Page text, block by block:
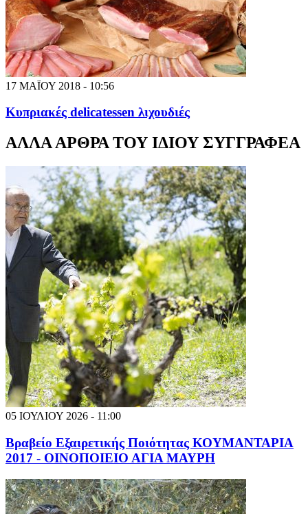
17 ΜΑΪΟΥ 2018 - 10:56
Κυπριακές delicatessen λιχουδιές
ΑΛΛΑ ΑΡΘΡΑ ΤΟΥ ΙΔΙΟΥ ΣΥΓΓΡΑΦΕΑ
05 ΙΟΥΛΙΟΥ 2026 - 11:00
Βραβείο Εξαιρετικής Ποιότητας ΚΟΥΜΑΝΤΑΡΙΑ
2017 - ΟΙΝΟΠΟΙΕΙΟ ΑΓΙΑ ΜΑΥΡΗ